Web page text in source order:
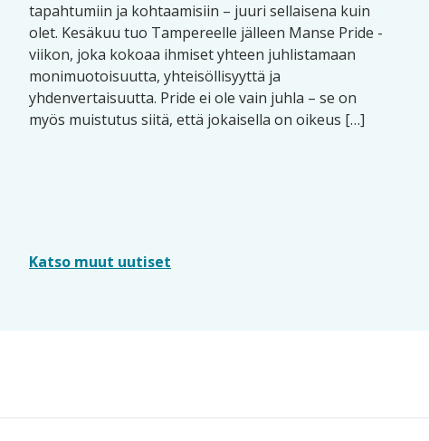
tapahtumiin ja kohtaamisiin – juuri sellaisena kuin
olet. Kesäkuu tuo Tampereelle jälleen Manse Pride -
viikon, joka kokoaa ihmiset yhteen juhlistamaan
monimuotoisuutta, yhteisöllisyyttä ja
yhdenvertaisuutta. Pride ei ole vain juhla – se on
myös muistutus siitä, että jokaisella on oikeus […]
Katso muut uutiset